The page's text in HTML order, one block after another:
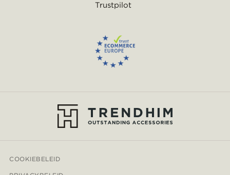
Trustpilot
COOKIEBELEID